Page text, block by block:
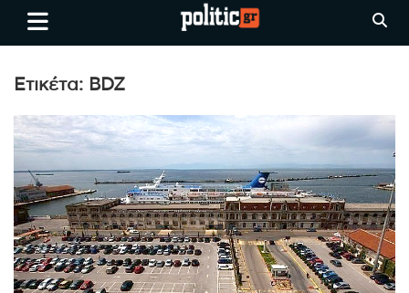
Skip
Ειδήσεις απο τη
Θεσσαλονίκη, την Ελλάδα και
όλο τον Κόσμο
politic.gr
Ετικέτα: BDZ